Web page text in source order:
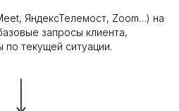
ЯндексТелемост, Zoom…) на
запросы клиента,
текущей ситуации.